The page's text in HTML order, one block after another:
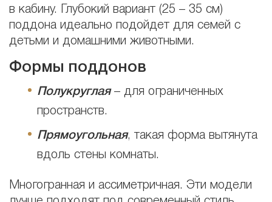
в кабину. Глубокий вариант (25 – 35 см)
поддона идеально подойдет для семей с
детьми и домашними животными.
Формы поддонов
Полукруглая– для ограниченных
пространств.
Прямоугольная, такая форма вытянута
вдоль стены комнаты.
Многогранная и ассиметричная. Эти модели